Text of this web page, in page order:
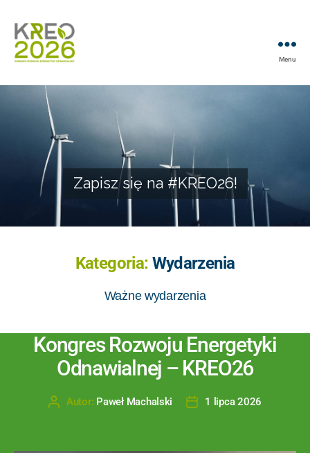
Menu
Zapisz się na #KREO26!
Zapisz się na #KREO26!
Kategoria: Wydarzenia
Ważne wydarzenia
Kongres Rozwoju Energetyki
Odnawialnej – KREO26
Autor: Paweł Machalski 1 lipca 2026